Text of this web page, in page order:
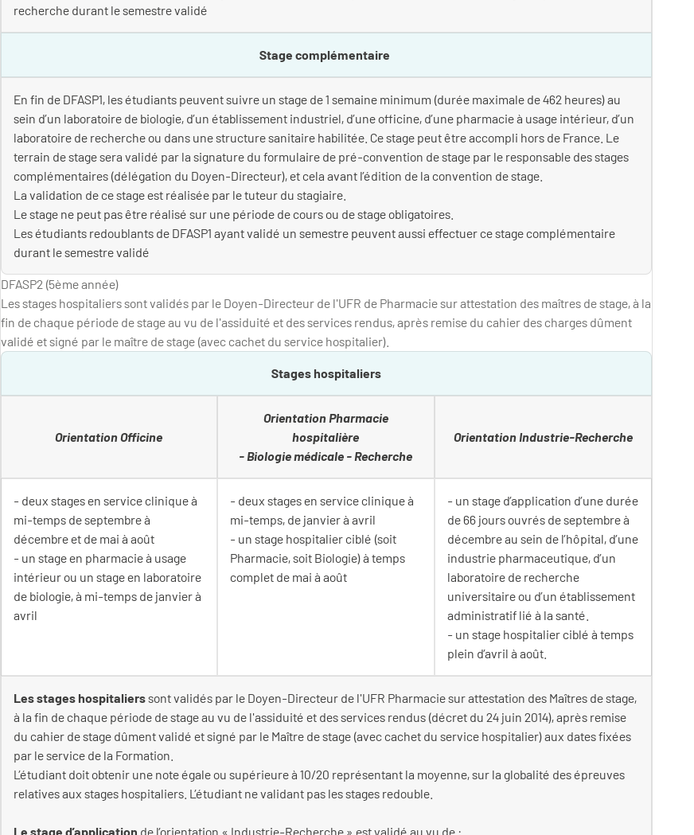
recherche durant le semestre validé
Stage complémentaire
En fin de DFASP1, les étudiants peuvent suivre un stage de 1 semaine minimum (durée maximale de 462 heures) au
sein d’un laboratoire de biologie, d’un établissement industriel, d’une officine, d’une pharmacie à usage intérieur, d’un
laboratoire de recherche ou dans une structure sanitaire habilitée. Ce stage peut être accompli hors de France. Le
terrain de stage sera validé par la signature du formulaire de pré-convention de stage par le responsable des stages
complémentaires (délégation du Doyen-Directeur), et cela avant l’édition de la convention de stage.
La validation de ce stage est réalisée par le tuteur du stagiaire.
Le stage ne peut pas être réalisé sur une période de cours ou de stage obligatoires.
Les étudiants redoublants de DFASP1 ayant validé un semestre peuvent aussi effectuer ce stage complémentaire
durant le semestre validé
DFASP2 (5ème année)
Les stages hospitaliers sont validés par le Doyen-Directeur de l'UFR de Pharmacie sur attestation des maîtres de stage, à la
fin de chaque période de stage au vu de l'assiduité et des services rendus, après remise du cahier des charges dûment
validé et signé par le maître de stage (avec cachet du service hospitalier).
Stages hospitaliers
Orientation Officine
Orientation Pharmacie
hospitalière
- Biologie médicale - Recherche
Orientation Industrie-Recherche
- deux stages en service clinique à
mi-temps de septembre à
décembre et de mai à août
- un stage en pharmacie à usage
intérieur ou un stage en laboratoire
de biologie, à mi-temps de janvier à
avril
- deux stages en service clinique à
mi-temps, de janvier à avril
- un stage hospitalier ciblé (soit
Pharmacie, soit Biologie) à temps
complet de mai à août
- un stage d’application d’une durée
de 66 jours ouvrés de septembre à
décembre au sein de l’hôpital, d’une
industrie pharmaceutique, d’un
laboratoire de recherche
universitaire ou d’un établissement
administratif lié à la santé.
- un stage hospitalier ciblé à temps
plein d’avril à août.
Les stages hospitalierssont validés par le Doyen-Directeur de l'UFR Pharmacie sur attestation des Maîtres de stage,
à la fin de chaque période de stage au vu de l'assiduité et des services rendus (décret du 24 juin 2014), après remise
du cahier de stage dûment validé et signé par le Maître de stage (avec cachet du service hospitalier) aux dates fixées
par le service de la Formation.
L’étudiant doit obtenir une note égale ou supérieure à 10/20 représentant la moyenne, sur la globalité des épreuves
relatives aux stages hospitaliers. L’étudiant ne validant pas les stages redouble.
Le stage d’application de l’orientation « Industrie-Recherche » est validé au vu de :